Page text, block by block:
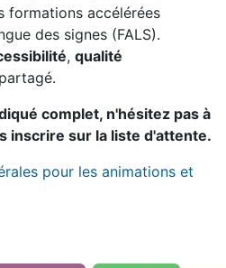
formations accélérées
des signes (FALS).
, qualité
partagé.
complet, n'hésitez pas à
inscrire sur la liste d'attente.
pour les animations et